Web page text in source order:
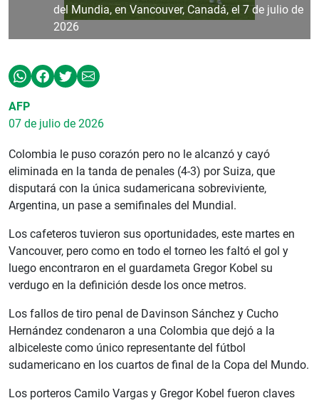
del Mundia, en Vancouver, Canadá, el 7 de julio de
2026
AFP
07 de julio de 2026
Colombia le puso corazón pero no le alcanzó y cayó
eliminada en la tanda de penales (4-3) por Suiza, que
disputará con la única sudamericana sobreviviente,
Argentina, un pase a semifinales del Mundial.
Los cafeteros tuvieron sus oportunidades, este martes en
Vancouver, pero como en todo el torneo les faltó el gol y
luego encontraron en el guardameta Gregor Kobel su
verdugo en la definición desde los once metros.
Los fallos de tiro penal de Davinson Sánchez y Cucho
Hernández condenaron a una Colombia que dejó a la
albiceleste como único representante del fútbol
sudamericano en los cuartos de final de la Copa del Mundo.
Los porteros Camilo Vargas y Gregor Kobel fueron claves